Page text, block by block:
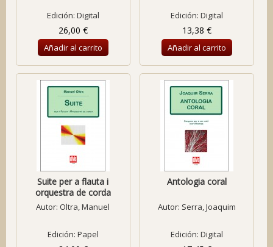
Edición: Digital
26,00 €
Añadir al carrito
Edición: Digital
13,38 €
Añadir al carrito
Suite per a flauta i
orquestra de corda
Autor: Oltra, Manuel
Edición: Papel
Antologia coral
Autor: Serra, Joaquim
Edición: Digital